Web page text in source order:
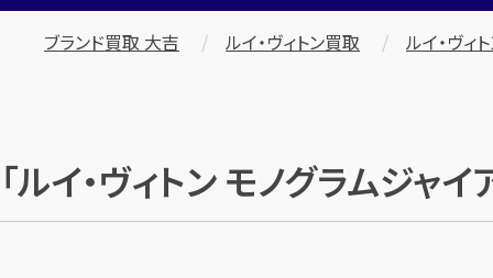
ブランド買取 大吉 ルイ・ヴィトン買取 ルイ・ヴィ
「ルイ・ヴィトン モノグラムジ